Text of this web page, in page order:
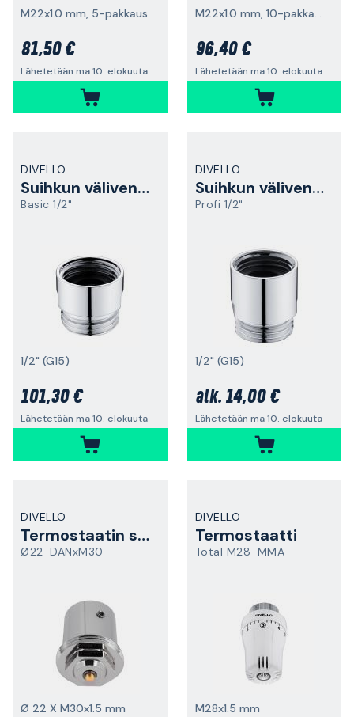
M22x1.0 mm, 5-pakkaus
81,50 €
Lähetetään ma 10. elokuuta
M22x1.0 mm, 10-pakkaus
96,40 €
Lähetetään ma 10. elokuuta
DIVELLO
Suihkun väliventtiili
Basic 1/2"
1/2" (G15)
101,30 €
Lähetetään ma 10. elokuuta
DIVELLO
Suihkun väliventtiili
Profi 1/2"
1/2" (G15)
alk. 14,00 €
Lähetetään ma 10. elokuuta
DIVELLO
Termostaatin sovitin
Ø22-DANxM30
Ø 22 X M30x1.5 mm
DIVELLO
Termostaatti
Total M28-MMA
M28x1.5 mm